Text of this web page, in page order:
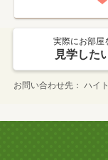
実際にお部屋
見学した
お問い合わせ先 ハイ